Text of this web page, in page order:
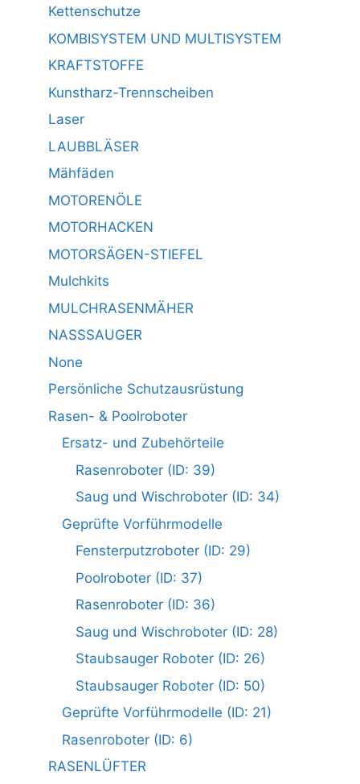
Kettenschutze
KOMBISYSTEM UND MULTISYSTEM
KRAFTSTOFFE
Kunstharz-Trennscheiben
Laser
LAUBBLÄSER
Mähfäden
MOTORENÖLE
MOTORHACKEN
MOTORSÄGEN-STIEFEL
Mulchkits
MULCHRASENMÄHER
NASSSAUGER
None
Persönliche Schutzausrüstung
Rasen- & Poolroboter
Ersatz- und Zubehörteile
Rasenroboter (ID: 39)
Saug und Wischroboter (ID: 34)
Geprüfte Vorführmodelle
Fensterputzroboter (ID: 29)
Poolroboter (ID: 37)
Rasenroboter (ID: 36)
Saug und Wischroboter (ID: 28)
Staubsauger Roboter (ID: 26)
Staubsauger Roboter (ID: 50)
Geprüfte Vorführmodelle (ID: 21)
Rasenroboter (ID: 6)
RASENLÜFTER